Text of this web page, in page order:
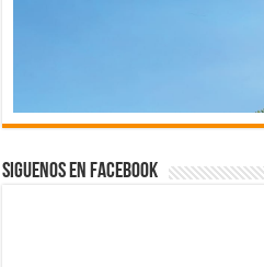
Siguenos en Facebook